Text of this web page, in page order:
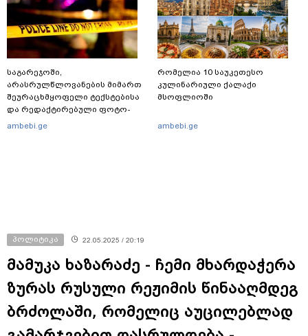
საგარეჯოში,
არასრულწლოვანების მიმართ
შეურაცხმყოფელი ტექსტებისა
და რედაქტირებული ფოტო-
ვიდეომასალის გავრცელების
ambebi.ge
რომელია 10 საუკეთესო
კულინარიული ქალაქი
მსოფლიოში
ambebi.ge
პოლიტიკა 22.05.2025 / 20:19
მამუკა ხაზარაძე - ჩემი მხარდაჭერა
ზურას რუსული რეჟიმის წინააღმდეგ
ბრძოლაში, რომელიც აუცილებლად